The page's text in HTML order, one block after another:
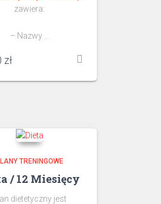
zawiera:
– Nazwy …
zł
TRENINGOWE
/ 12 Miesięcy
dietetyczny jest